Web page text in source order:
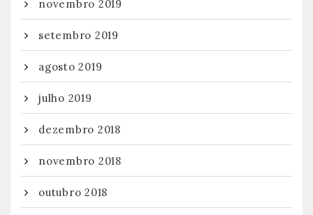
novembro 2019
setembro 2019
agosto 2019
julho 2019
dezembro 2018
novembro 2018
outubro 2018